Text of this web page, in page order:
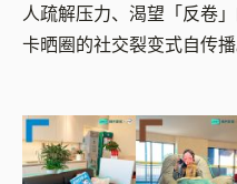
人疏解压力、渴望「反卷
卡晒圈的社交裂变式自传播